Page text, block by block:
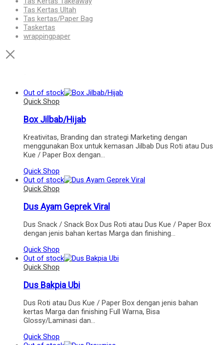
Tas Kertas Ultah
Tas kertas/Paper Bag
Taskertas
wrappingpaper
Out of stock
Quick Shop
Box Jilbab/Hijab
Kreativitas, Branding dan strategi Marketing dengan
menggunakan Box untuk kemasan Jilbab Dus Roti atau Dus
Kue / Paper Box dengan…
Quick Shop
Out of stock
Quick Shop
Dus Ayam Geprek Viral
Dus Snack / Snack Box Dus Roti atau Dus Kue / Paper Box
dengan jenis bahan kertas Marga dan finishing…
Quick Shop
Out of stock
Quick Shop
Dus Bakpia Ubi
Dus Roti atau Dus Kue / Paper Box dengan jenis bahan
kertas Marga dan finishing Full Warna, Bisa
Glossy/Laminasi dan…
Quick Shop